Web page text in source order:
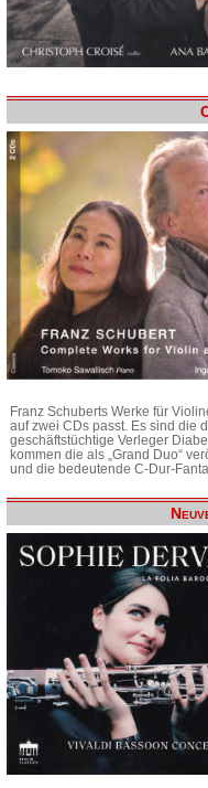
Franz Schuberts Werke für
auf zwei CDs passt. Es sind die
geschäftstüchtige Verleger
kommen die als „Grand Duo“
und die bedeutende C-Dur-